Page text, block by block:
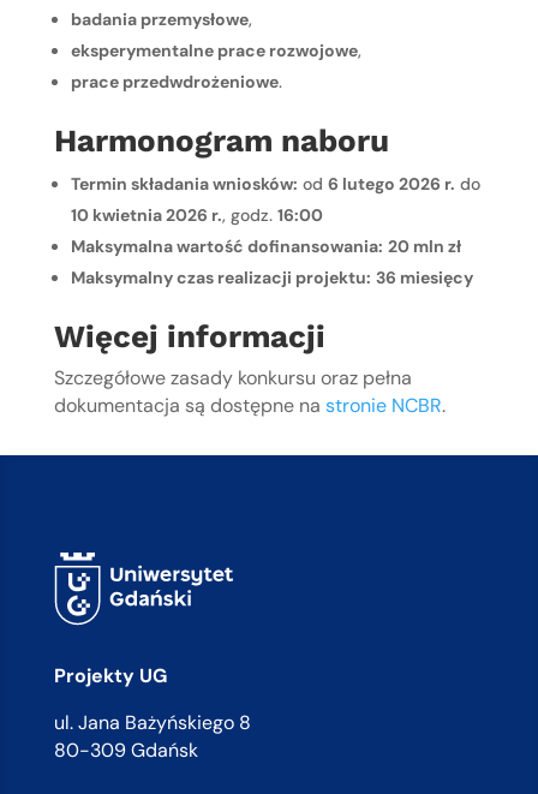
badania przemysłowe,
eksperymentalne prace rozwojowe,
prace przedwdrożeniowe.
Harmonogram naboru
Termin składania wniosków: od 6 lutego 2026 r. do
10 kwietnia 2026 r., godz. 16:00
Maksymalna wartość dofinansowania: 20 mln zł
Maksymalny czas realizacji projektu: 36 miesięcy
Więcej informacji
Szczegółowe zasady konkursu oraz pełna
dokumentacja są dostępne na stronie NCBR.
Projekty UG
ul. Jana Bażyńskiego 8
80-309 Gdańsk